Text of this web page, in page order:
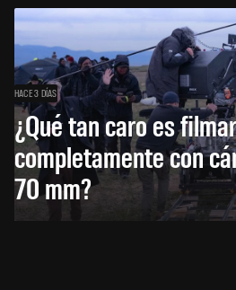
HACE 3 DÍAS
¿Qué tan caro es
completamente con
70 mm?